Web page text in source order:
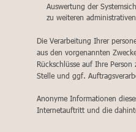
Auswertung der
zu weiteren
Die Verarbeitung Ihrer
aus den vorgenannten
Rückschlüsse auf Ihre
Stelle und ggf.
Anonyme Informationen
Internetauftritt und die